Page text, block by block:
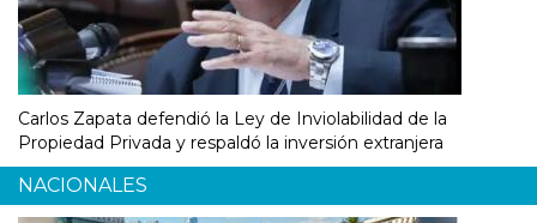
Carlos Zapata defendió la Ley de Inviolabilidad de la
Propiedad Privada y respaldó la inversión extranjera
NACIONALES